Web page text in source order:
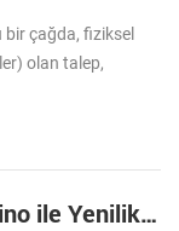
çağda, fiziksel
olan talep,
EuroShop 2026'da Xiamen Cashino ile Yenilikçi Termal Baskı Çözümlerini Keşfedin